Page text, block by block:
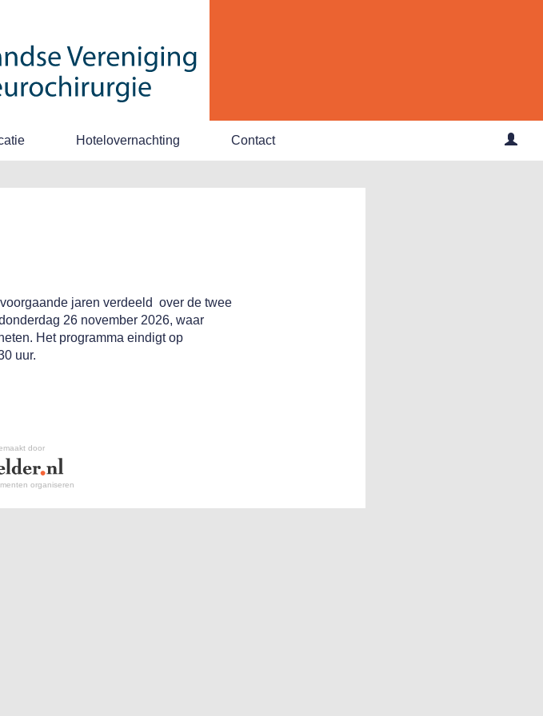
Hotelovernachting Contact
jaren verdeeld over de twee
26 november 2026, waar
Het programma eindigt op
uur.
door
organiseren